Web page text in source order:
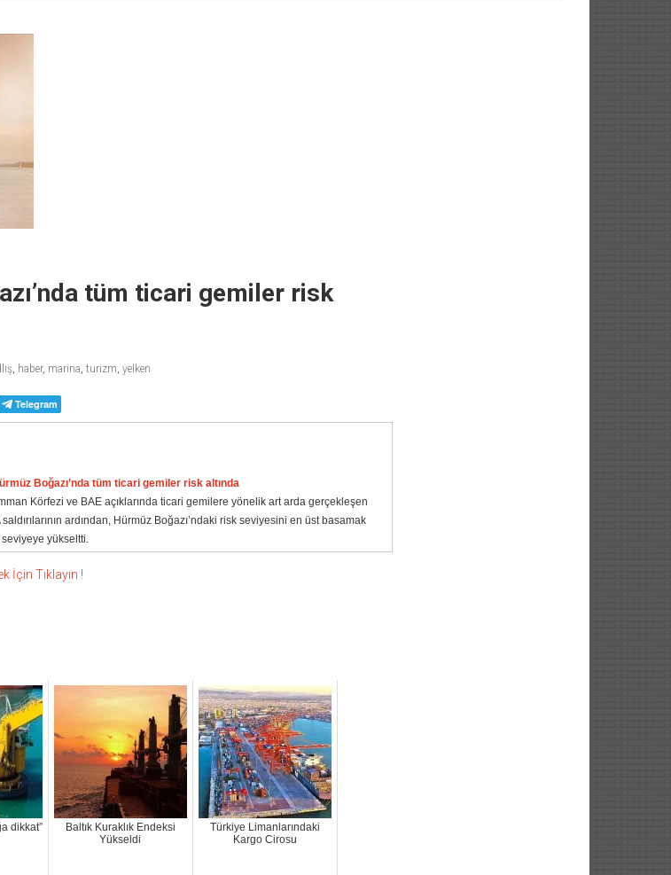
tüm ticari gemiler risk
, haber, marina, turizm, yelken
Telegram
Boğazı’nda tüm ticari gemiler risk altında
Körfezi ve BAE açıklarında ticari gemilere yönelik art arda gerçekleşen
ardından, Hürmüz Boğazı’ndaki risk seviyesini en üst basamak
seviyeye yükseltti.
İçin Tıklayın !
dikkat”
Baltık Kuraklık Endeksi
Yükseldi
Türkiye Limanlarındaki
Kargo Cirosu